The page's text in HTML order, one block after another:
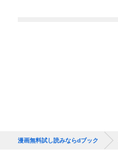
漫画無料試し読みならdブック